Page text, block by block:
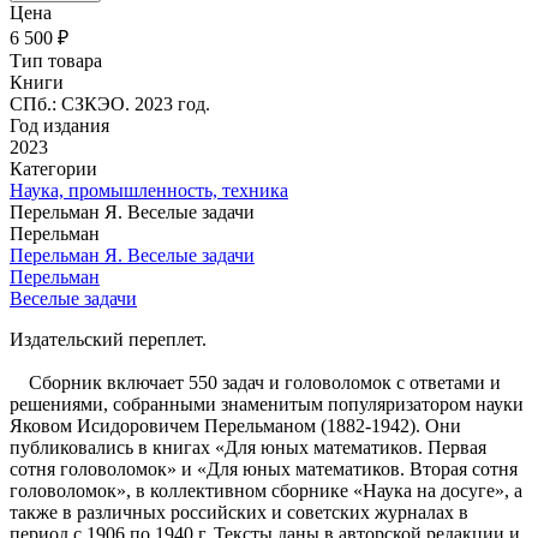
Цена
6 500 ₽
Тип товара
Книги
СПб.: СЗКЭО. 2023 год.
Год издания
2023
Категории
Наука, промышленность, техника
Перельман Я. Веселые задачи
Перельман
Перельман Я. Веселые задачи
Перельман
Веселые задачи
Издательский переплет.
Сборник включает 550 задач и головоломок с ответами и
решениями, собранными знаменитым популяризатором науки
Яковом Исидоровичем Перельманом (1882-1942). Они
публиковались в книгах «Для юных математиков. Первая
сотня головоломок» и «Для юных математиков. Вторая сотня
головоломок», в коллективном сборнике «Наука на досуге», а
также в различных российских и советских журналах в